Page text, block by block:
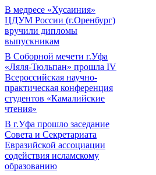
В медресе «Хусаиния»
ЦДУМ России (г.Оренбург)
вручили дипломы
выпускникам
В Соборной мечети г.Уфа
«Ляля-Тюльпан» прошла IV
Всероссийская научно-
практическая конференция
студентов «Камалийские
чтения»
В г.Уфа прошло заседание
Совета и Секретариата
Евразийской ассоциации
содействия исламскому
образованию